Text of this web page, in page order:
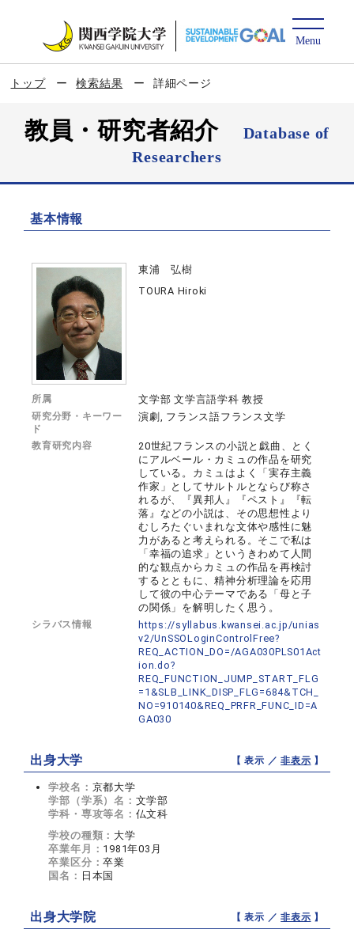
トップ 検索結果 詳細ページ
教員・研究者紹介
Database of
Researchers
基本情報
東浦 弘樹
TOURA Hiroki
所属 文学部 文学言語学科 教授
研究分野・キーワー
ド
演劇, フランス語フランス文学
教育研究内容
20世紀フランスの小説と戯曲、とく
にアルベール・カミュの作品を研究
している。カミュはよく「実存主義
作家」としてサルトルとならび称さ
れるが、『異邦人』『ペスト』『転
落』などの小説は、その思想性より
むしろたぐいまれな文体や感性に魅
力があると考えられる。そこで私は
「幸福の追求」というきわめて人間
的な観点からカミュの作品を再検討
するとともに、精神分析理論を応用
して彼の中心テーマである「母と子
の関係」を解明したく思う。
シラバス情報
https://syllabus.kwansei.ac.jp/unias
v2/UnSSOLoginControlFree?
REQ_ACTION_DO=/AGA030PLS01Act
ion.do?
REQ_FUNCTION_JUMP_START_FLG
=1&SLB_LINK_DISP_FLG=684&TCH_
NO=910140&REQ_PRFR_FUNC_ID=A
GA030
出身大学 【 表示 ／非表示 】
学校名： 京都大学
学部（学系）名： 文学部
学科・専攻等名： 仏文科
学校の種類： 大学
卒業年月： 1981年03月
卒業区分：卒業
国名： 日本国
出身大学院 【 表示 ／非表示 】